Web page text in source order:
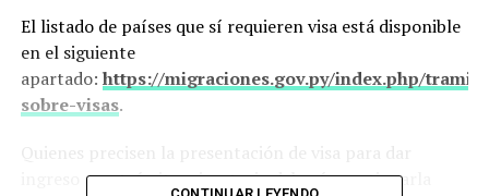
El listado de países que sí requieren visa está disponible
en el siguiente
apartado: https://migraciones.gov.py/index.php/
sobre-visas.
Quienes precisen la presentación de visa para dar
ingreso a su trámite migratorio deberán gestionarla